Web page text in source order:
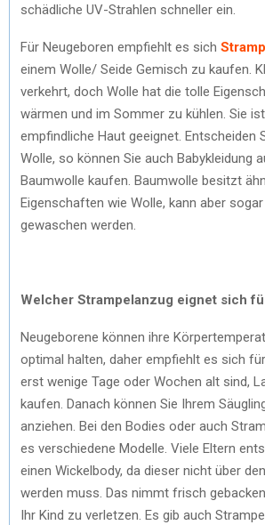
schädliche UV-Strahlen schneller ein.
Für Neugeboren empfiehlt es sich
einem Wolle/ Seide Gemisch zu kaufen.
verkehrt, doch Wolle hat die tolle
wärmen und im Sommer zu kühlen. Sie
empfindliche Haut geeignet. Entscheiden
Wolle, so können Sie auch Babykleidung
Baumwolle kaufen. Baumwolle besitzt
Eigenschaften wie Wolle, kann aber sogar
gewaschen werden.
Welcher Strampelanzug eignet sich
Neugeborene können ihre
optimal halten, daher empfiehlt es sich
erst wenige Tage oder Wochen alt sind,
kaufen. Danach können Sie Ihrem
anziehen. Bei den Bodies oder auch
es verschiedene Modelle. Viele Eltern
einen Wickelbody, da dieser nicht über
werden muss. Das nimmt frisch
Ihr Kind zu verletzen. Es gib auch